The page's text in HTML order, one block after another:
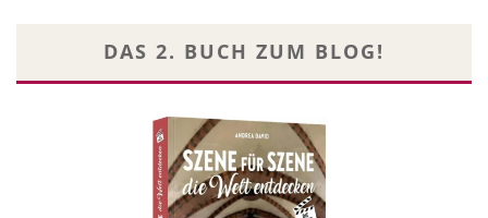
DAS 2. BUCH ZUM BLOG!